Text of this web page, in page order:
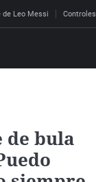
de Leo Messi
de uno
Perseguidos
decisiones
de bula